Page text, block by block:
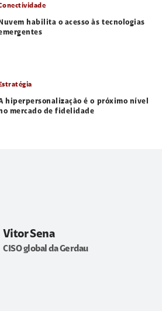
Nuvem habilita o acesso às tecnologias
Estratégia
hiperpersonalização é o próximo nível
mercado de fidelidade
Vitor Sena
CISO global da Gerdau